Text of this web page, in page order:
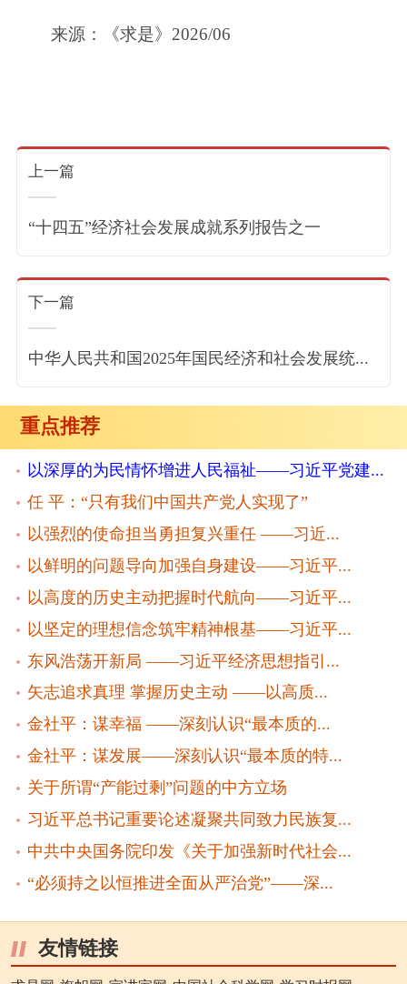
来源：《求是》2026/06
上一篇
“十四五”经济社会发展成就系列报告之一
下一篇
中华人民共和国2025年国民经济和社会发展统...
重点推荐
以深厚的为民情怀增进人民福祉——习近平党建...
任 平：“只有我们中国共产党人实现了”
以强烈的使命担当勇担复兴重任 ——习近...
以鲜明的问题导向加强自身建设——习近平...
以高度的历史主动把握时代航向——习近平...
以坚定的理想信念筑牢精神根基——习近平...
东风浩荡开新局 ——习近平经济思想指引...
矢志追求真理 掌握历史主动 ——以高质...
金社平：谋幸福 ——深刻认识“最本质的...
金社平：谋发展——深刻认识“最本质的特...
关于所谓“产能过剩”问题的中方立场
习近平总书记重要论述凝聚共同致力民族复...
中共中央国务院印发《关于加强新时代社会...
“必须持之以恒推进全面从严治党”——深...
友情链接